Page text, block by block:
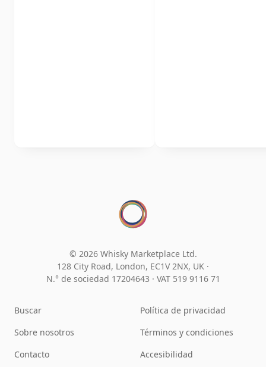
© 2026 Whisky Marketplace Ltd.
128 City Road, London, EC1V 2NX, UK ·
N.° de sociedad 17204643 · VAT 519 9116 71
Buscar
Sobre nosotros
Contacto
Política de privacidad
Términos y condiciones
Accesibilidad